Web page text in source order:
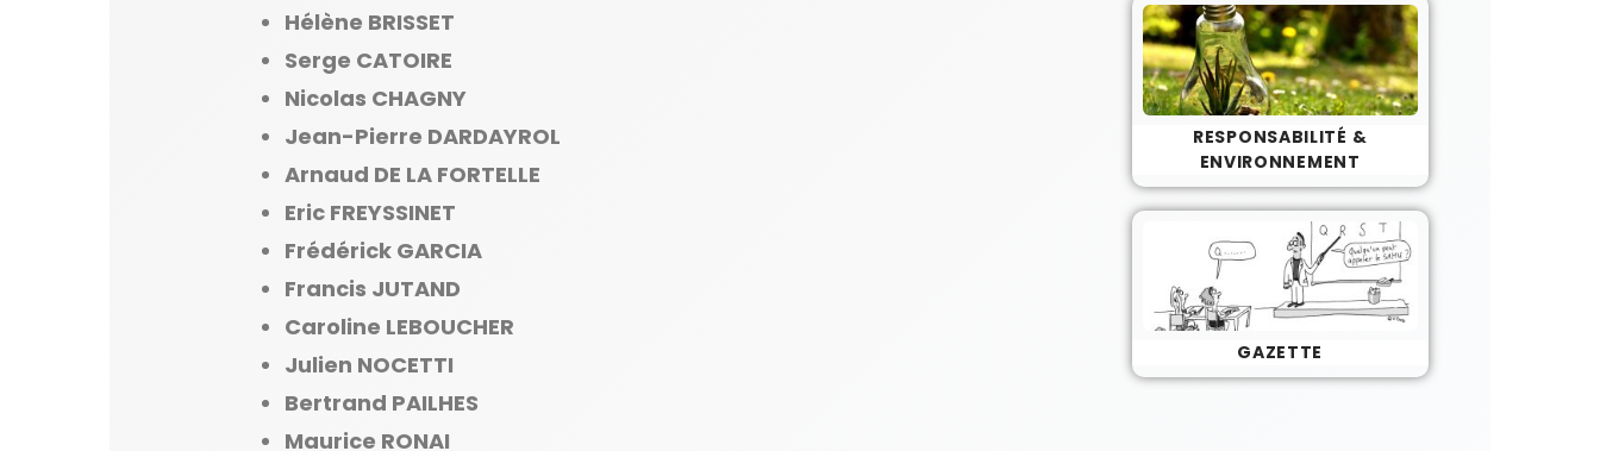
Hélène BRISSET
Serge CATOIRE
Nicolas CHAGNY
Jean-Pierre DARDAYROL
Arnaud DE LA FORTELLE
Eric FREYSSINET
Frédérick GARCIA
Francis JUTAND
Caroline LEBOUCHER
Julien NOCETTI
Bertrand PAILHES
Maurice RONAI
RESPONSABILITÉ &
ENVIRONNEMENT
GAZETTE